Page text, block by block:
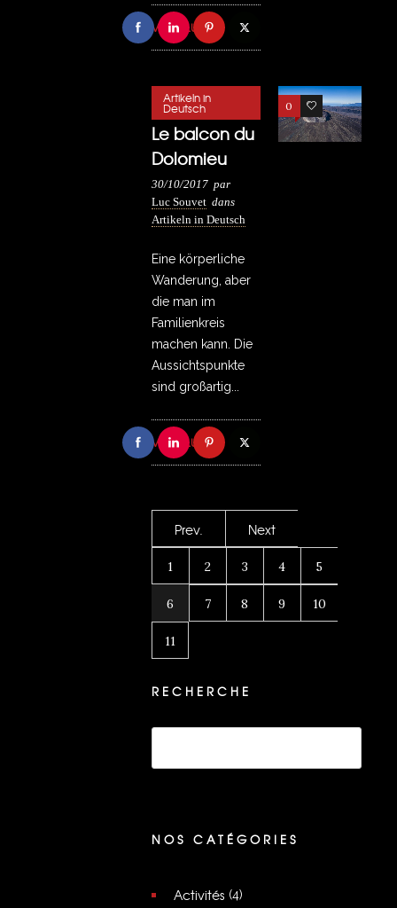
VOIR PLUS
0 0
Artikeln in
Deutsch
Le balcon du
Dolomieu
30/10/2017 par
Luc Souvet dans
Artikeln in Deutsch
Eine körperliche
Wanderung, aber
die man im
Familienkreis
machen kann. Die
Aussichtspunkte
sind großartig...
VOIR PLUS
Prev. Next
1 2 3 4 5
6 7 8 9 10
11
RECHERCHE
NOS CATÉGORIES
Activités (4)